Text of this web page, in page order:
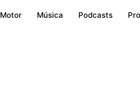
Motor Música Podcasts